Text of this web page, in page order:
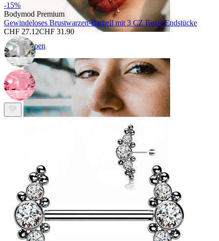
Lippen
Zunge
-15%
Bodymod Premium
Gewindeloses Brustwarzen-Barbell mit 3 CZ Bezel Endstücke
CHF 27.12CHF 31.90